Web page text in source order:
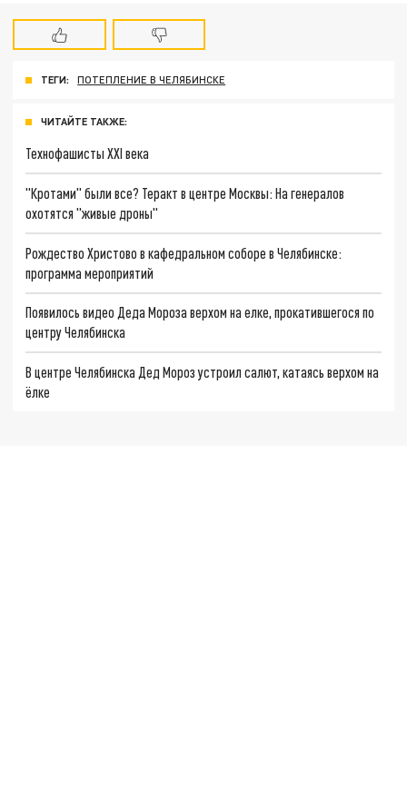
ТЕГИ: ПОТЕПЛЕНИЕ В ЧЕЛЯБИНСКЕ
ЧИТАЙТЕ ТАКЖЕ:
Технофашисты XXI века
"Кротами" были все? Теракт в центре Москвы: На генералов
охотятся "живые дроны"
Рождество Христово в кафедральном соборе в Челябинске:
программа мероприятий
Появилось видео Деда Мороза верхом на елке, прокатившегося по
центру Челябинска
В центре Челябинска Дед Мороз устроил салют, катаясь верхом на
ёлке